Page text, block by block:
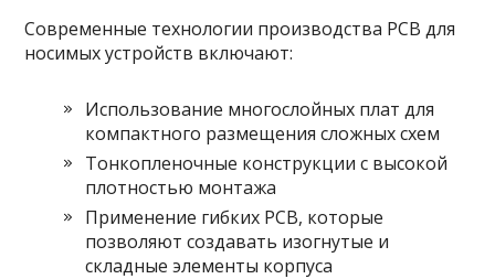
Современные технологии производства PCB для
носимых устройств включают:
Использование многослойных плат для
компактного размещения сложных схем
Тонкопленочные конструкции с высокой
плотностью монтажа
Применение гибких PCB, которые
позволяют создавать изогнутые и
складные элементы корпуса